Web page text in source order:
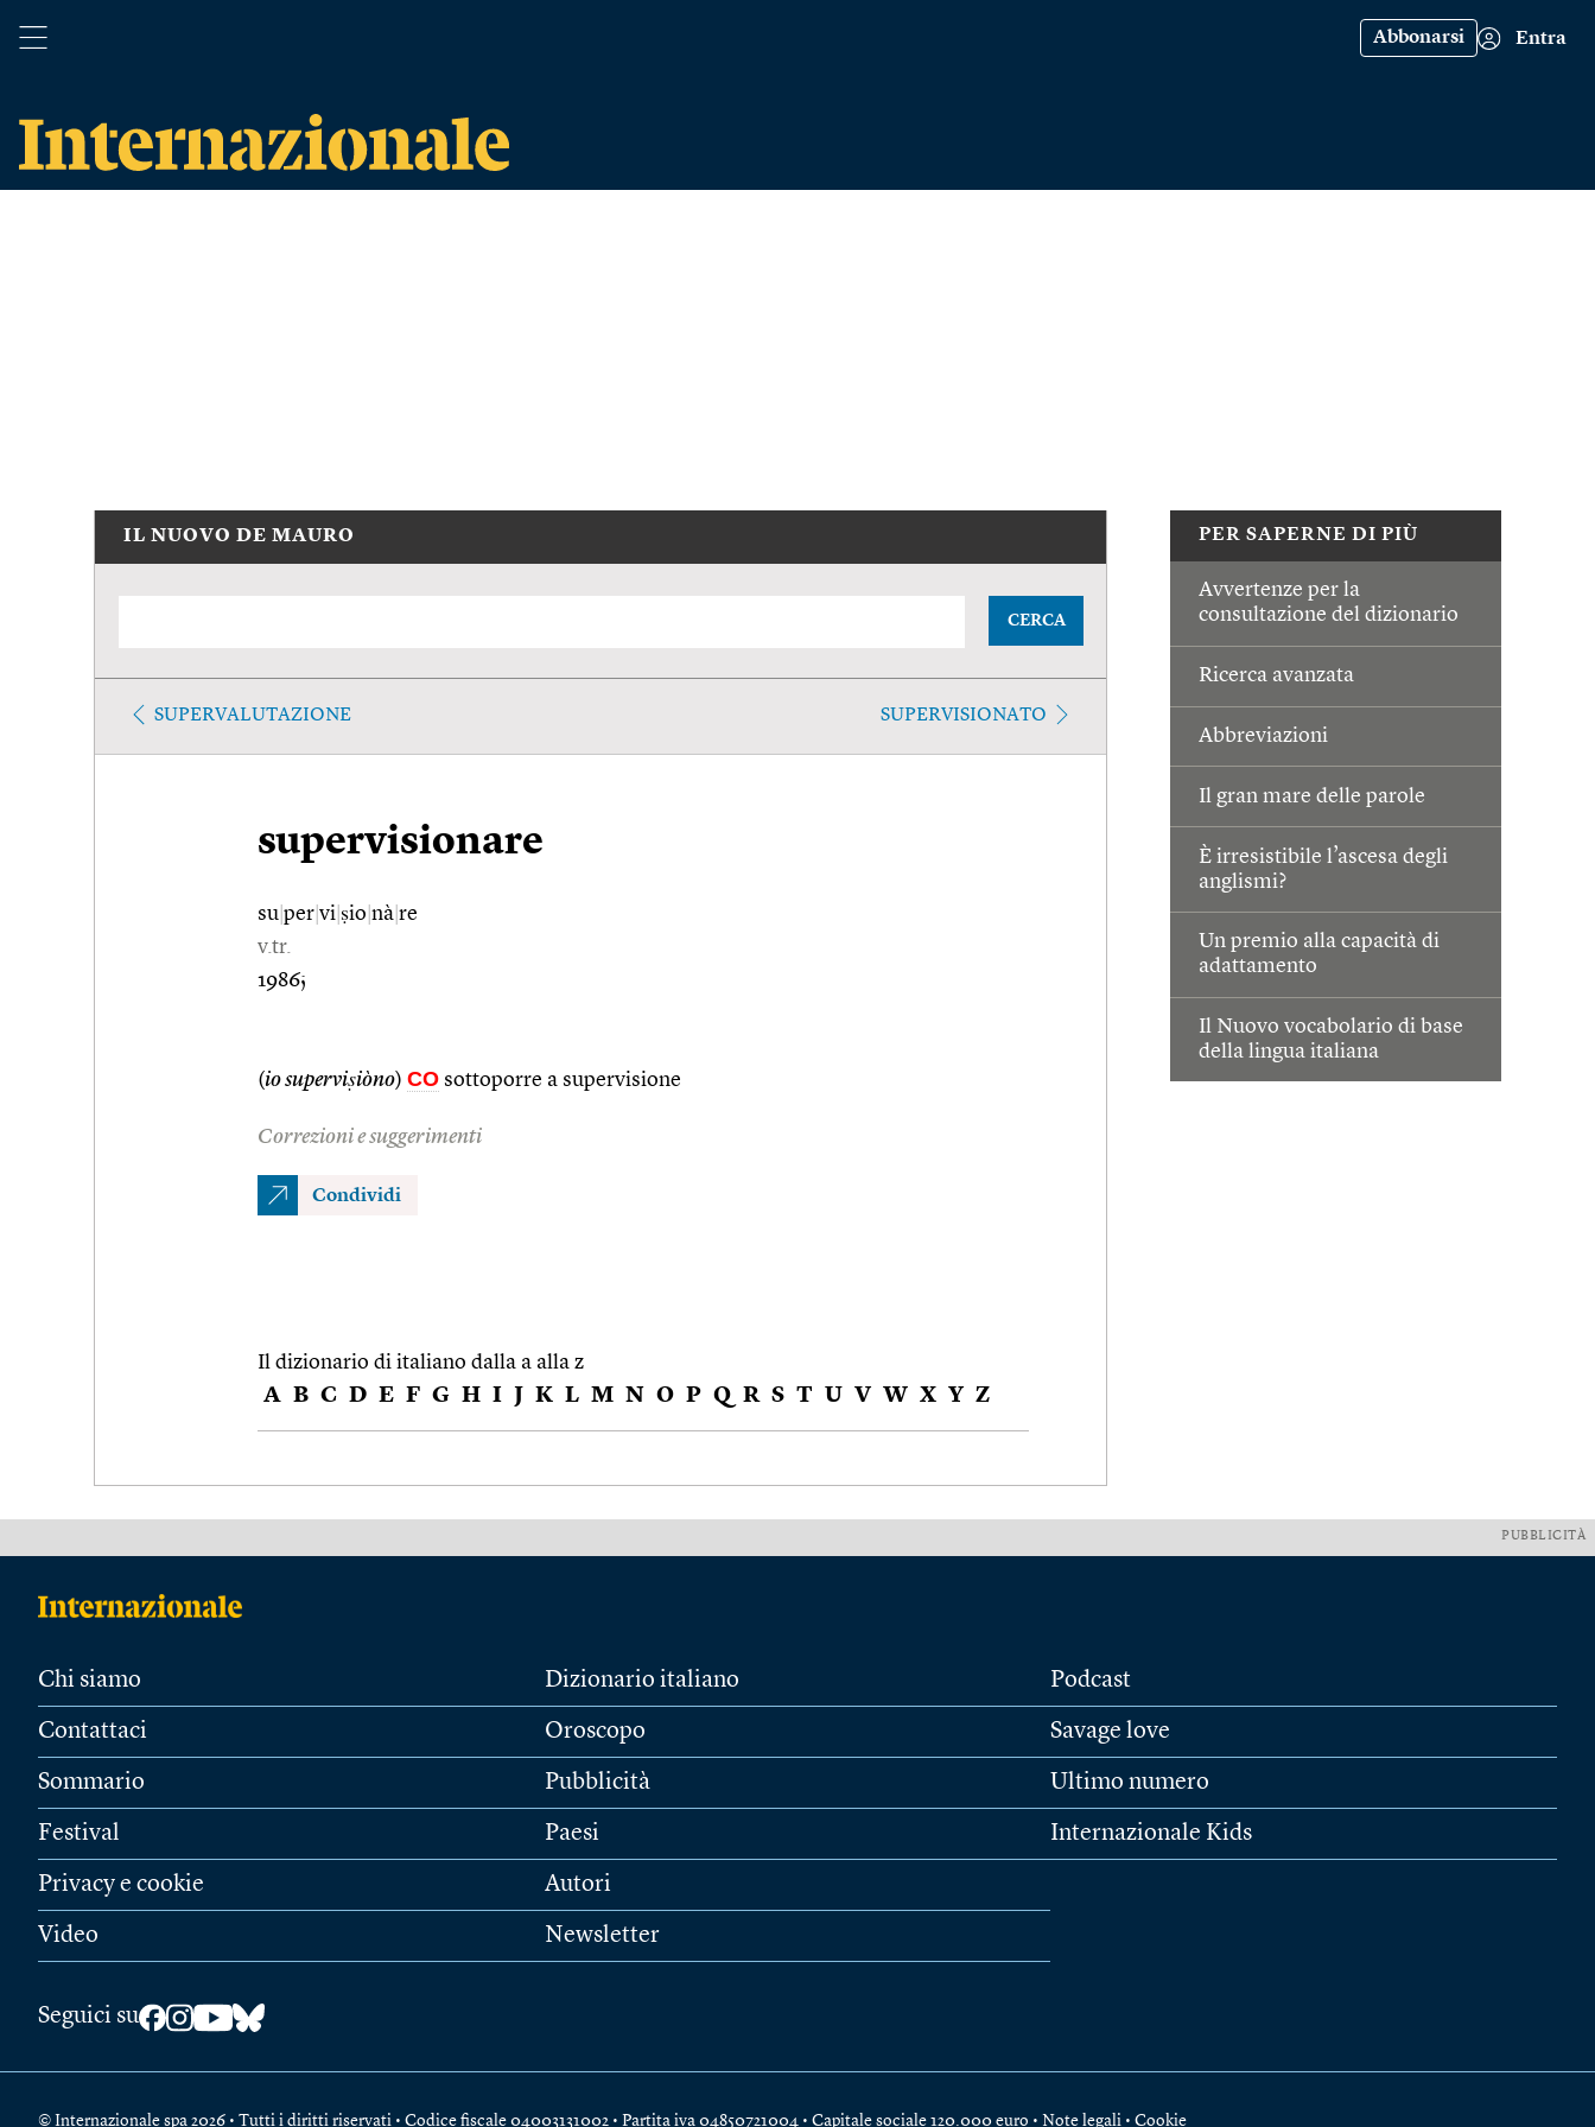
Abbonarsi Entra
PER SAPERNE DI PIÙ
Avvertenze per la
consultazione del dizionario
Ricerca avanzata
Abbreviazioni
Il gran mare delle parole
È irresistibile l’ascesa degli
anglismi?
Un premio alla capacità di
adattamento
Il Nuovo vocabolario di base
della lingua italiana
IL NUOVO DE MAURO
CERCA
SUPERVALUTAZIONE SUPERVISIONATO
supervisionare
su per vi ṣio nà re
v.tr.
1986;
(io superviṣiòno) CO sottoporre a supervisione
Correzioni e suggerimenti
Condividi
Il dizionario di italiano dalla a alla z
A B C D E F G H I J K L M N O P Q R S T U V W X Y Z
PUBBLICITÀ
Chi siamo
Contattaci
Sommario
Festival
Privacy e cookie
Video
Dizionario italiano
Oroscopo
Pubblicità
Paesi
Autori
Newsletter
Podcast
Savage love
Ultimo numero
Internazionale Kids
Seguici su
© Internazionale spa 2026 • Tutti i diritti riservati • Codice fiscale 04003131002 • Partita iva 04850721004 • Capitale sociale 120.000 euro • Note legali • Cookie